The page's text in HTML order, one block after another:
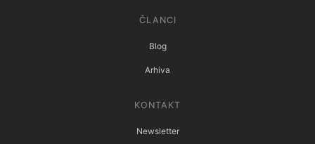
ČLANCI
Blog
Arhiva
KONTAKT
Newsletter